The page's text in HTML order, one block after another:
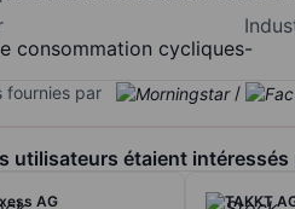
consommation cycliques-
fournies par /
utilisateurs étaient intéressés
AG TAKKT